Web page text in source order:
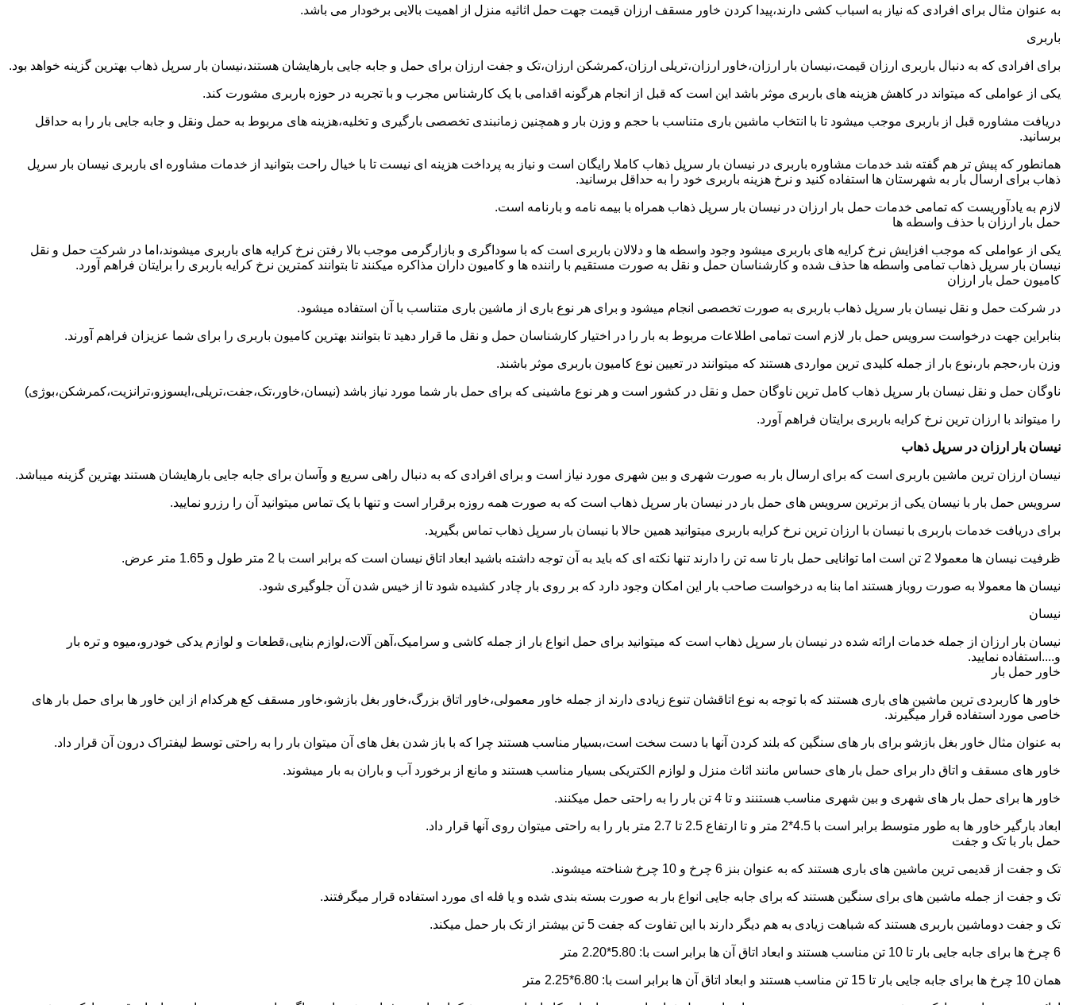
به عنوان مثال برای افرادی که نیاز به اسباب کشی دارند،پیدا کردن خاور مسقف ارزان قیمت جهت حمل اثاثیه منزل از اهمیت بالایی برخودار می باشد.
باربری
برای افرادی که به دنبال باربری ارزان قیمت،نیسان بار ارزان،خاور ارزان،تریلی ارزان،کمرشکن ارزان،تک و جفت ارزان برای حمل و جابه جایی بارهایشان هستند،نیسان بار سرپل ذهاب بهترین گزینه خواهد بود.
یکی از عواملی که میتواند در کاهش هزینه های باربری موثر باشد این است که قبل از انجام هرگونه اقدامی با یک کارشناس مجرب و با تجربه در حوزه باربری مشورت کند.
دریافت مشاوره قبل از باربری موجب میشود تا با انتخاب ماشین باری متناسب با حجم و وزن بار و همچنین زمانبندی تخصصی بارگیری و تخلیه،هزینه های مربوط به حمل ونقل و جابه جایی بار را به حداقل
برسانید.
همانطور که پیش تر هم گفته شد خدمات مشاوره باربری در نیسان بار سرپل ذهاب کاملا رایگان است و نیاز به پرداخت هزینه ای نیست تا با خیال راحت بتوانید از خدمات مشاوره ای باربری نیسان بار سرپل
ذهاب برای ارسال بار به شهرستان ها استفاده کنید و نرخ هزینه باربری خود را به حداقل برسانید.
لازم به یادآوریست که تمامی خدمات حمل بار ارزان در نیسان بار سرپل ذهاب همراه با بیمه نامه و بارنامه است.
حمل بار ارزان با حذف واسطه ها
یکی از عواملی که موجب افزایش نرخ کرایه های باربری میشود وجود واسطه ها و دلالان باربری است که با سوداگری و بازارگرمی موجب بالا رفتن نرخ کرایه های باربری میشوند،اما در شرکت حمل و نقل
نیسان بار سرپل ذهاب تمامی واسطه ها حذف شده و کارشناسان حمل و نقل به صورت مستقیم با راننده ها و کامیون داران مذاکره میکنند تا بتوانند کمترین نرخ کرایه باربری را برایتان فراهم آورد.
کامیون حمل بار ارزان
در شرکت حمل و نقل نیسان بار سرپل ذهاب باربری به صورت تخصصی انجام میشود و برای هر نوع باری از ماشین باری متناسب با آن استفاده میشود.
بنابراین جهت درخواست سرویس حمل بار لازم است تمامی اطلاعات مربوط به بار را در اختیار کارشناسان حمل و نقل ما قرار دهید تا بتوانند بهترین کامیون باربری را برای شما عزیزان فراهم آورند.
وزن بار،حجم بار،نوع بار از جمله کلیدی ترین مواردی هستند که میتوانند در تعیین نوع کامیون باربری موثر باشند.
ناوگان حمل و نقل نیسان بار سرپل ذهاب کامل ترین ناوگان حمل و نقل در کشور است و هر نوع ماشینی که برای حمل بار شما مورد نیاز باشد (نیسان،خاور،تک،جفت،تریلی،ایسوزو،ترانزیت،کمرشکن،بوژی)
را میتواند با ارزان ترین نرخ کرایه باربری برایتان فراهم آورد.
نیسان بار ارزان در سرپل ذهاب
نیسان ارزان ترین ماشین باربری است که برای ارسال بار به صورت شهری و بین شهری مورد نیاز است و برای افرادی که به دنبال راهی سریع و وآسان برای جابه جایی بارهایشان هستند بهترین گزینه میباشد.
سرویس حمل بار با نیسان یکی از برترین سرویس های حمل بار در نیسان بار سرپل ذهاب است که به صورت همه روزه برقرار است و تنها با یک تماس میتوانید آن را رزرو نمایید.
برای دریافت خدمات باربری با نیسان با ارزان ترین نرخ کرایه باربری میتوانید همین حالا با نیسان بار سرپل ذهاب تماس بگیرید.
ظرفیت نیسان ها معمولا 2 تن است اما توانایی حمل بار تا سه تن را دارند تنها نکته ای که باید به آن توجه داشته باشید ابعاد اتاق نیسان است که برابر است با 2 متر طول و 1.65 متر عرض.
نیسان ها معمولا به صورت روباز هستند اما بنا به درخواست صاحب بار این امکان وجود دارد که بر روی بار چادر کشیده شود تا از خیس شدن آن جلوگیری شود.
نیسان
نیسان بار ارزان از جمله خدمات ارائه شده در نیسان بار سرپل ذهاب است که میتوانید برای حمل انواع بار از جمله کاشی و سرامیک،آهن آلات،لوازم بنایی،قطعات و لوازم یدکی خودرو،میوه و تره بار
و....استفاده نمایید.
خاور حمل بار
خاور ها کاربردی ترین ماشین های باری هستند که با توجه به نوع اتاقشان تنوع زیادی دارند از جمله خاور معمولی،خاور اتاق بزرگ،خاور بغل بازشو،خاور مسقف کع هرکدام از این خاور ها برای حمل بار های
خاصی مورد استفاده قرار میگیرند.
به عنوان مثال خاور بغل بازشو برای بار های سنگین که بلند کردن آنها با دست سخت است،بسیار مناسب هستند چرا که با باز شدن بغل های آن میتوان بار را به راحتی توسط لیفتراک درون آن قرار داد.
خاور های مسقف و اتاق دار برای حمل بار های حساس مانند اثاث منزل و لوازم الکتریکی بسیار مناسب هستند و مانع از برخورد آب و باران به بار میشوند.
خاور ها برای حمل بار های شهری و بین شهری مناسب هستنند و تا 4 تن بار را به راحتی حمل میکنند.
ابعاد بارگیر خاور ها به طور متوسط برابر است با 4.5*2 متر و تا ارتفاع 2.5 تا 2.7 متر بار را به راحتی میتوان روی آنها قرار داد.
حمل بار با تک و جفت
تک و جفت از قدیمی ترین ماشین های باری هستند که به عنوان بنز 6 چرخ و 10 چرخ شناخته میشوند.
تک و جفت از جمله ماشین های برای سنگین هستند که برای جابه جایی انواع بار به صورت بسته بندی شده و یا فله ای مورد استفاده قرار میگرفتند.
تک و جفت دوماشین باربری هستند که شباهت زیادی به هم دیگر دارند با این تفاوت که جفت 5 تن بیشتر از تک بار حمل میکند.
6 چرخ ها برای جابه جایی بار تا 10 تن مناسب هستند و ابعاد اتاق آن ها برابر است با: 5.80*2.20 متر
همان 10 چرخ ها برای جابه جایی بار تا 15 تن مناسب هستند و ابعاد اتاق آن ها برابر است با: 6.80*2.25 متر